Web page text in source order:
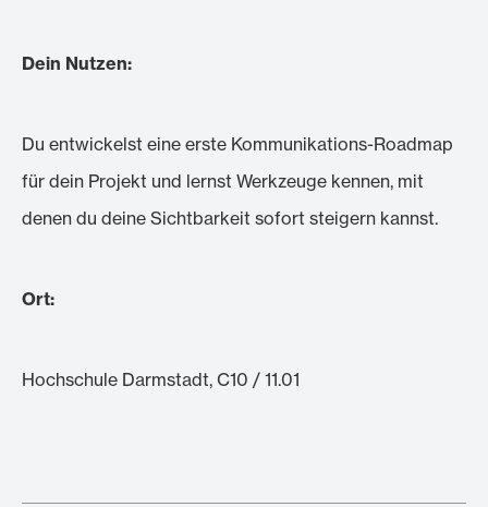
Dein Nutzen:
Du entwickelst eine erste Kommunikations-Roadmap
für dein Projekt und lernst Werkzeuge kennen, mit
denen du deine Sichtbarkeit sofort steigern kannst.
Ort:
Hochschule Darmstadt, C10 / 11.01